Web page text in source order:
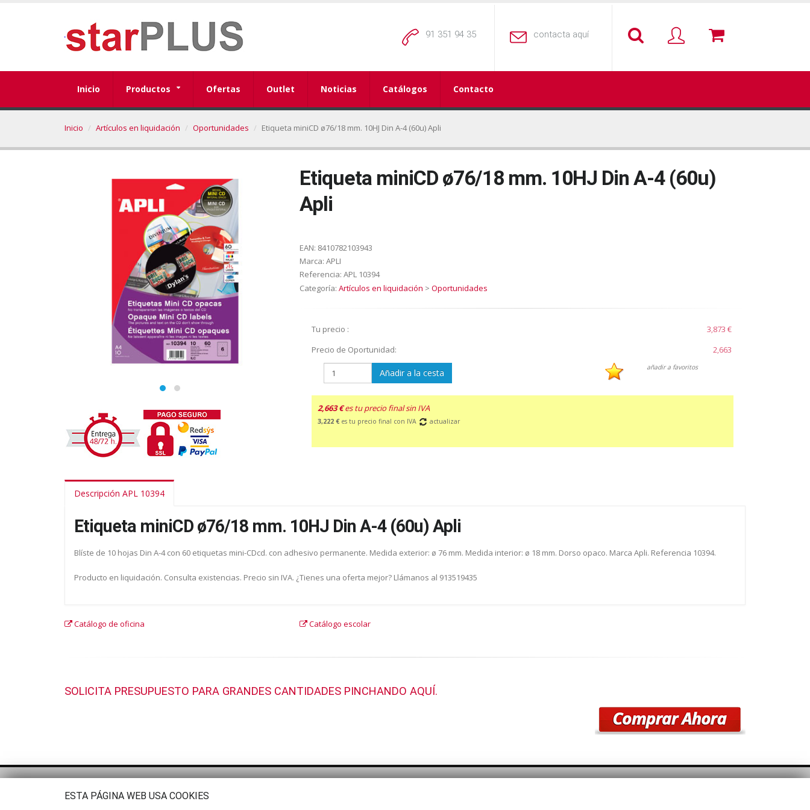
91 351 94 35 contacta aquí
Inicio Productos Ofertas Outlet Noticias Catálogos Contacto
Inicio Artículos en liquidación Oportunidades Etiqueta miniCD ø76/18 mm. 10HJ Din A-4 (60u) Apli
Etiqueta miniCD ø76/18 mm. 10HJ Din A-4 (60u)
Apli
EAN: 8410782103943
Marca: APLI
Referencia: APL 10394
Categoría: Artículos en liquidación > Oportunidades
Tu precio :
3,873 €
Precio de Oportunidad:
2,663
Añadir a la cesta añadir a favoritos
2,663 € es tu precio final sin IVA
3,222 € es tu precio final con IVA actualizar
Descripción APL 10394
Etiqueta miniCD ø76/18 mm. 10HJ Din A-4 (60u) Apli
Blíste de 10 hojas Din A-4 con 60 etiquetas mini-CDcd. con adhesivo permanente. Medida exterior: ø 76 mm. Medida interior: ø 18 mm. Dorso opaco. Marca Apli. Referencia 10394.
Producto en liquidación. Consulta existencias. Precio sin IVA. ¿Tienes una oferta mejor? Llámanos al 913519435
Catálogo de oficina Catálogo escolar
SOLICITA PRESUPUESTO PARA GRANDES CANTIDADES PINCHANDO AQUÍ.
ESTA PÁGINA WEB USA COOKIES